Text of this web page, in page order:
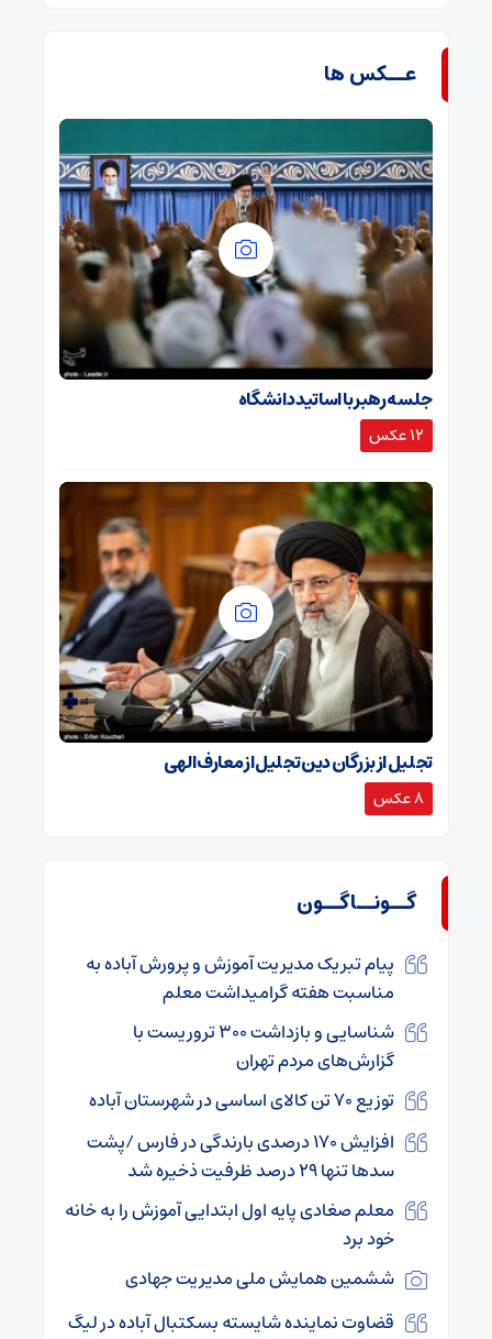
عــکس ها
جلسه رهبر با اساتید دانشگاه
12 عکس
تجلیل از بزرگان دین تجلیل از معارف الهی
8 عکس
گــونــاگــون
پیام تبریک مدیریت آموزش و پرورش آباده به
مناسبت هفته گرامیداشت معلم
شناسایی و بازداشت ۳۰۰ تروریست با
گزارش‌های مردم تهران
توزیع ۷۰ تن کالای اساسی در شهرستان آباده
افزایش ۱۷۰ درصدی بارندگی در فارس /پشت
سدها تنها ۲۹ درصد ظرفیت ذخیره شد
معلم صغادی پایه اول ابتدایی آموزش را به خانه
خود برد
ششمین همایش ملی مدیریت جهادی
قضاوت نماینده شایسته بسکتبال آباده در لیگ